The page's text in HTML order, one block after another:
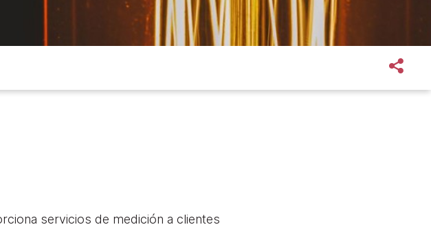
servicios de medición a clientes